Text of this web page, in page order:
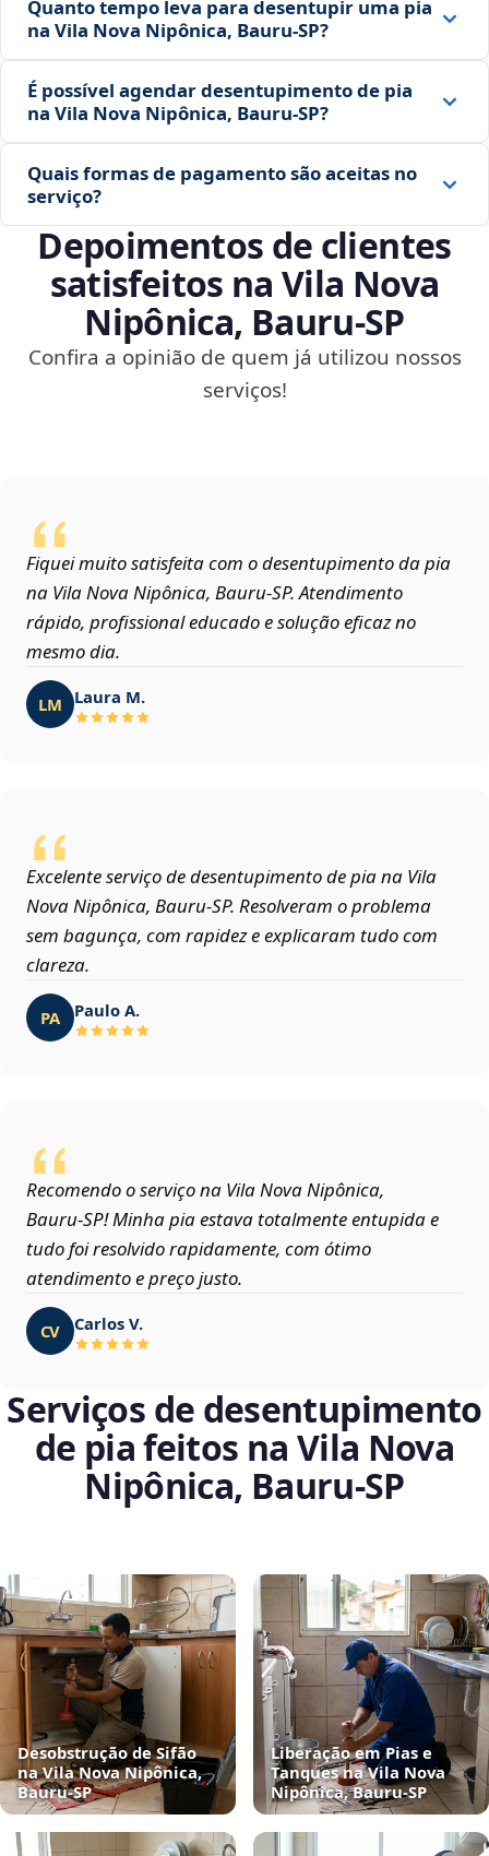
Quanto tempo leva para desentupir uma pia
na Vila Nova Nipônica, Bauru‑SP?
É possível agendar desentupimento de pia
na Vila Nova Nipônica, Bauru‑SP?
Quais formas de pagamento são aceitas no
serviço?
Depoimentos de clientes
satisfeitos na Vila Nova
Nipônica, Bauru‑SP
Confira a opinião de quem já utilizou nossos
serviços!
Fiquei muito satisfeita com o desentupimento da pia
na Vila Nova Nipônica, Bauru‑SP. Atendimento
rápido, profissional educado e solução eficaz no
mesmo dia.
LM Laura M.
Excelente serviço de desentupimento de pia na Vila
Nova Nipônica, Bauru‑SP. Resolveram o problema
sem bagunça, com rapidez e explicaram tudo com
clareza.
PA Paulo A.
Recomendo o serviço na Vila Nova Nipônica,
Bauru‑SP! Minha pia estava totalmente entupida e
tudo foi resolvido rapidamente, com ótimo
atendimento e preço justo.
CV Carlos V.
Serviços de desentupimento
de pia feitos na Vila Nova
Nipônica, Bauru‑SP
Desobstrução de Sifão
na Vila Nova Nipônica,
Bauru‑SP
Liberação em Pias e
Tanques na Vila Nova
Nipônica, Bauru‑SP